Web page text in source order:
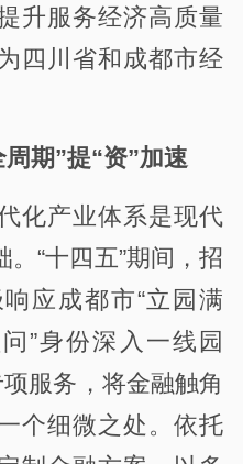
升服务经济高质量
四川省和成都市经
期”提“资”加速
化产业体系是现代
“十四五”期间，招
应成都市“立园满
”身份深入一线园
项服务，将金融触角
个细微之处。依托